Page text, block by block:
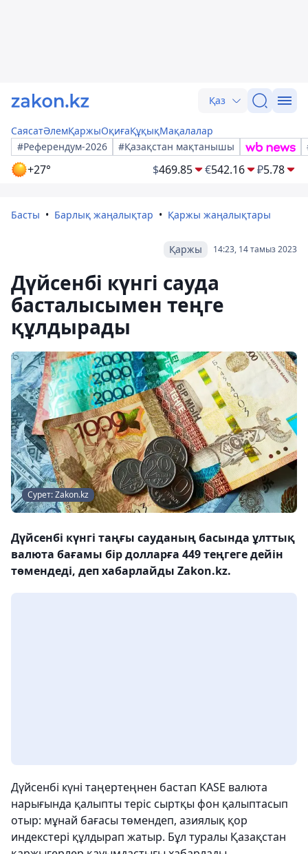
Қаз
СаясатӘлемҚаржыОқиғаҚұқықМақалалар
#Референдум-2026
#Қазақстан мақтанышы
+27° $469.85 €542.16 ₽5.78
Басты Барлық жаңалықтар Қаржы жаңалықтары
14:23, 14 тамыз 2023
Қаржы
Дүйсенбі күнгі сауда
басталысымен теңге
құлдырады
Сурет: Zakon.kz
Дүйсенбі күнгі таңғы сауданың басында ұлттық
валюта бағамы бір долларға 449 теңгеге дейін
төмендеді, деп хабарлайды Zakon.kz.
Дүйсенбі күні таңертеңнен бастап KASE валюта
нарығында қалыпты теріс сыртқы фон қалыптасып
отыр: мұнай бағасы төмендеп, азиялық қор
индекстері құлдырап жатыр. Бұл туралы Қазақстан